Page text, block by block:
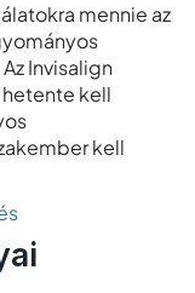
mennie az
Invisalign
kell
kell